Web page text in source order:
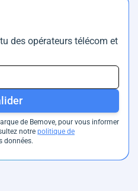
des opérateurs télécom et
de Bemove, pour vous informer
notre politique de
données.